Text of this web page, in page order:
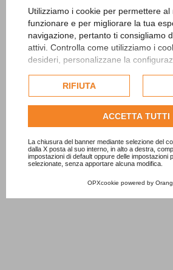
Utilizziamo i cookie per permettere al
funzionare e per migliorare la tua
navigazione, pertanto ti consigliamo
attivi. Controlla come utilizziamo i
desideri, personalizzane la
esclusivamente previa acquisizione
dell'utente.
Consulta l'informativa cookie
RIFIUTA
ACCETTA TUTTI
La chiusura del banner mediante selezione del
dalla X posta al suo interno, in alto a destra,
impostazioni di default oppure delle impostazioni
selezionate, senza apportare alcuna modifica.
OPXcookie powered by
VERDE LIME